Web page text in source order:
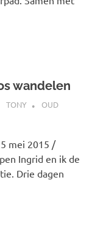
wandelen
TONY
OUD
mei 2015 /
Ingrid en ik de
Drie dagen